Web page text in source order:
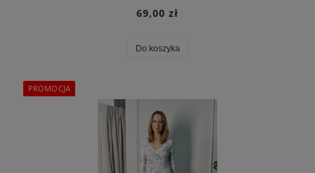
69,00 zł
Do koszyka
PROMOCJA